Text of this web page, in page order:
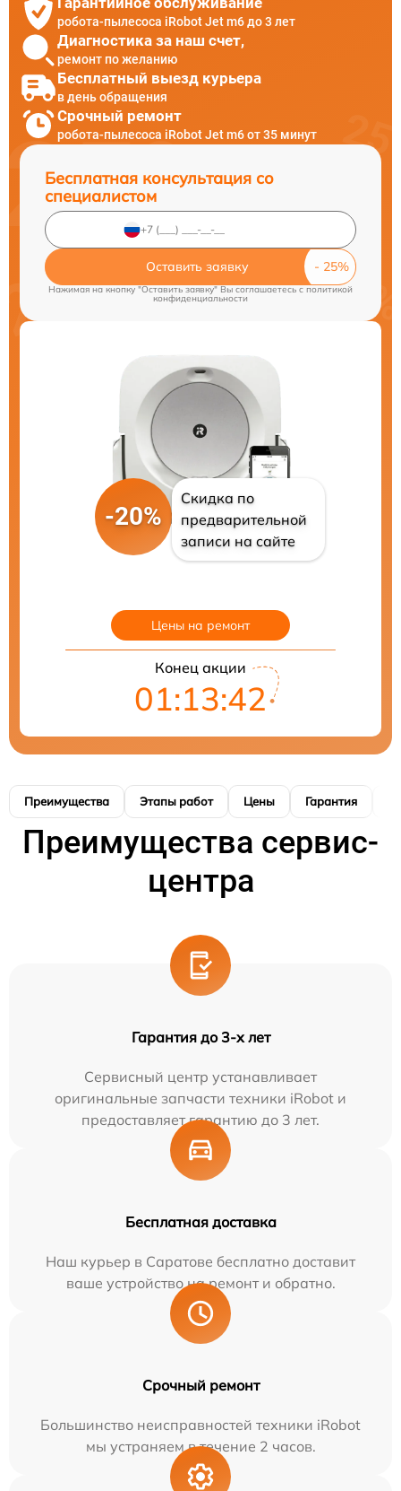
робота-пылесоса iRobot Jet m6 до 3 лет
Диагностика за наш счет,
ремонт по желанию
Бесплатный выезд курьера
в день обращения
Срочный ремонт
робота-пылесоса iRobot Jet m6 от 35 минут
Бесплатная консультация со
специалистом
Оставить заявку
Нажимая на кнопку "Оставить заявку" Вы соглашаетесь cполитикой
конфиденциальности
-20%
Скидка по
предварительной
записи на сайте
Цены на ремонт
Конец акции
01:13:41
Преимущества Этапы работ Цены Гарантия
Преимущества сервис-
центра
Гарантия до 3-х лет
Сервисный центр устанавливает
оригинальные запчасти техники iRobot и
предоставляет гарантию до 3 лет.
Бесплатная доставка
Наш курьер в Саратове бесплатно доставит
ваше устройство на ремонт и обратно.
Срочный ремонт
Большинство неисправностей техники iRobot
мы устраняем в течение 2 часов.